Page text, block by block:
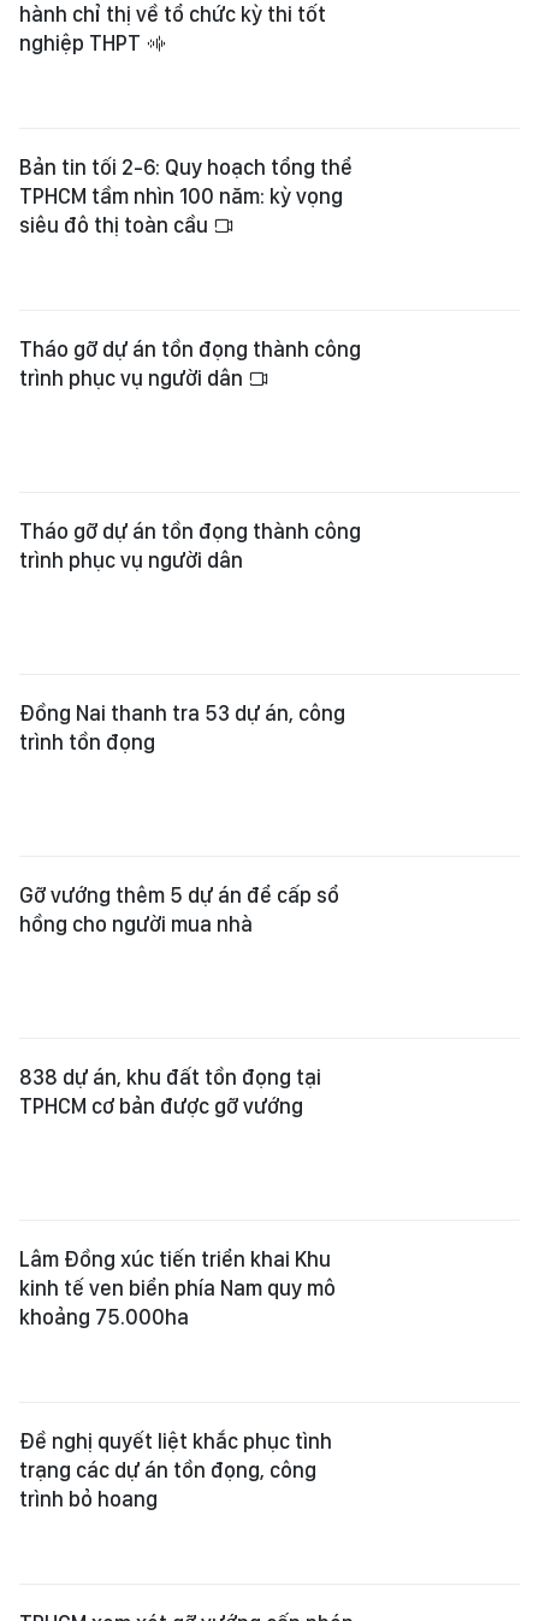
hành chỉ thị về tổ chức kỳ thi tốt
nghiệp THPT
Bản tin tối 2-6: Quy hoạch tổng thể
TPHCM tầm nhìn 100 năm: kỳ vọng
siêu đô thị toàn cầu
Tháo gỡ dự án tồn đọng thành công
trình phục vụ người dân
Tháo gỡ dự án tồn đọng thành công
trình phục vụ người dân
Đồng Nai thanh tra 53 dự án, công
trình tồn đọng
Gỡ vướng thêm 5 dự án để cấp sổ
hồng cho người mua nhà
838 dự án, khu đất tồn đọng tại
TPHCM cơ bản được gỡ vướng
Lâm Đồng xúc tiến triển khai Khu
kinh tế ven biển phía Nam quy mô
khoảng 75.000ha
Đề nghị quyết liệt khắc phục tình
trạng các dự án tồn đọng, công
trình bỏ hoang